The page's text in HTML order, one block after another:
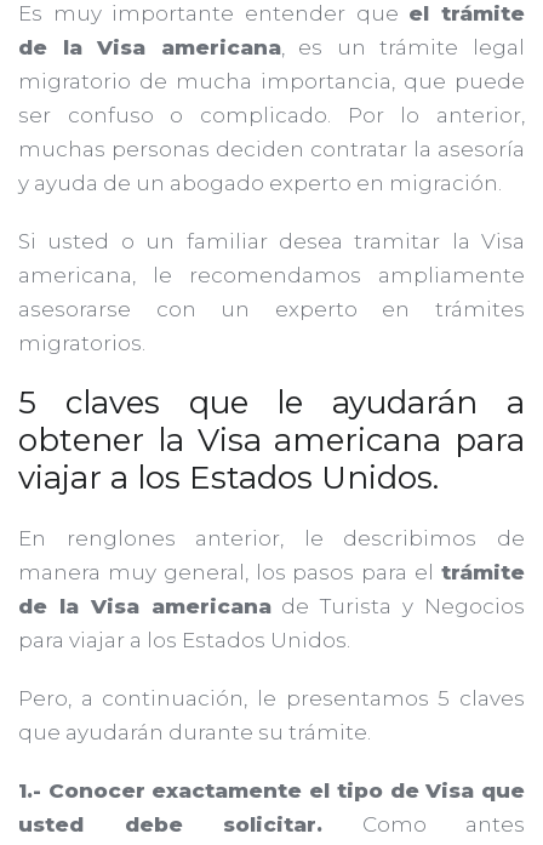
Es muy importante entender que el trámite
de la Visa americana, es un trámite legal
migratorio de mucha importancia, que puede
ser confuso o complicado. Por lo anterior,
muchas personas deciden contratar la asesoría
y ayuda de un abogado experto en migración.
Si usted o un familiar desea tramitar la Visa
americana, le recomendamos ampliamente
asesorarse con un experto en trámites
migratorios.
5 claves que le ayudarán a
obtener la Visa americana para
viajar a los Estados Unidos.
En renglones anterior, le describimos de
manera muy general, los pasos para el trámite
de la Visa americanade Turista y Negocios
para viajar a los Estados Unidos.
Pero, a continuación, le presentamos 5 claves
que ayudarán durante su trámite.
1.- Conocer exactamente el tipo de Visa que
usted debe solicitar. Como antes